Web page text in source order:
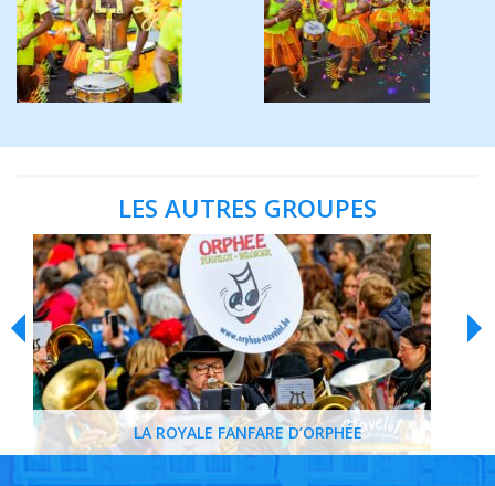
LES AUTRES GROUPES
LA ROYALE FANFARE D’ORPHÉE